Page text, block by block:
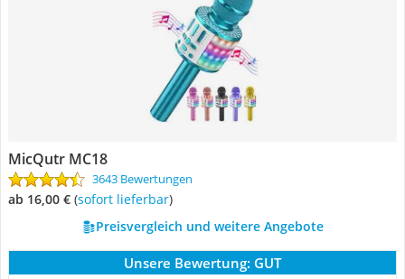
MicQutr MC18
3643 Bewertungen
ab 16,00 € ( Sofort lieferbar)
Preisvergleich und weitere Angebote
Unsere Bewertung: GUT